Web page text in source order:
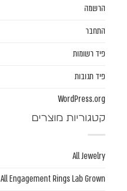
הרשמה
התחבר
פיד רשומות
פיד תגובות
WordPress.org
קטגוריות מוצרים
All Jewelry
All Engagement Rings Lab Grown